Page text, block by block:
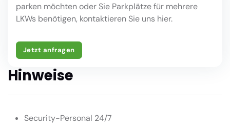
parken möchten oder Sie Parkplätze für mehrere
LKWs benötigen, kontaktieren Sie uns hier.
Jetzt anfragen
Hinweise
Security-Personal 24/7